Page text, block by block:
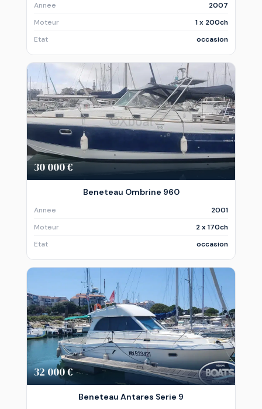
Annee
2007
Moteur
1 x 200ch
Etat
occasion
30 000 €
Beneteau Ombrine 960
Annee
2001
Moteur
2 x 170ch
Etat
occasion
32 000 €
Beneteau Antares Serie 9